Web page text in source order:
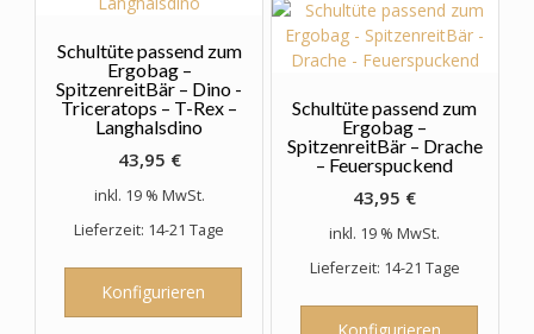
Schultüte passend zum
Ergobag –
SpitzenreitBär – Dino -
Triceratops – T-Rex –
Langhalsdino
43,95 €
inkl. 19 % MwSt.
Lieferzeit: 14-21 Tage
Konfigurieren
Schultüte passend zum
Ergobag –
SpitzenreitBär – Drache
– Feuerspuckend
43,95 €
inkl. 19 % MwSt.
Lieferzeit: 14-21 Tage